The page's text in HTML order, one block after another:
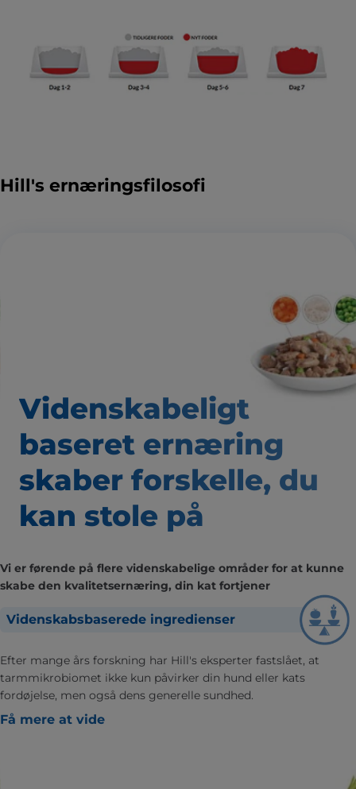
Hill's ernæringsfilosofi
Videnskabeligt
baseret ernæring
skaber forskelle, du
kan stole på
Vi er førende på flere videnskabelige områder for at kunne
skabe den kvalitetsernæring, din kat fortjener
Videnskabsbaserede ingredienser
Efter mange års forskning har Hill's eksperter fastslået, at
tarmmikrobiomet ikke kun påvirker din hund eller kats
fordøjelse, men også dens generelle sundhed.
Få mere at vide